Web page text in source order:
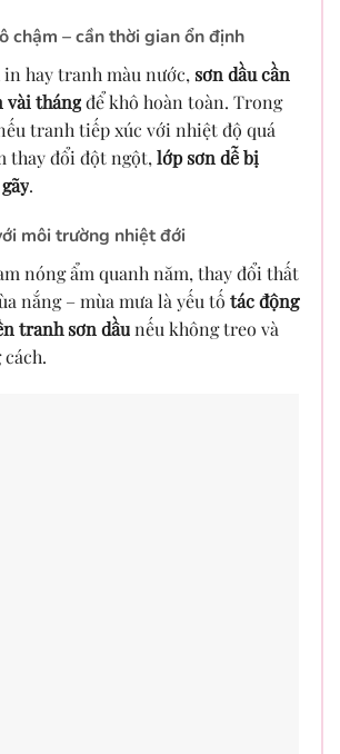
chậm – cần thời gian ổn định
hay tranh màu nước, sơn dầu cần
vài thángđể khô hoàn toàn. Trong
tranh tiếp xúc với nhiệt độ quá
thay đổi đột ngột, lớp sơn dễ bị
.
môi trường nhiệt đới
nóng ẩm quanh năm, thay đổi thất
nắng – mùa mưa là yếu tố tác động
tranh sơn dầunếu không treo và